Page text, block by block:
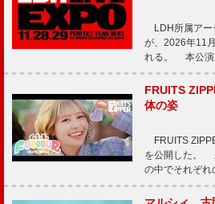
LDH所属アー
が、2026年11
れる。 本公演
FRUITS
体の姿
FRUITS
を公開した。
の中でそれぞ